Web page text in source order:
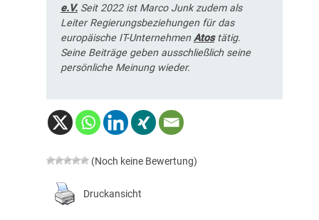
e.V.Seit 2022 ist Marco Junk zudem als
Leiter Regierungsbeziehungen für das
europäische IT-UnternehmenAtostätig.
Seine Beiträge geben ausschließlich seine
persönliche Meinung wieder.
(Noch keine Bewertung)
Druckansicht